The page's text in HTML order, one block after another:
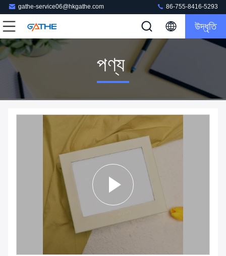
gathe-service06@hkgathe.com 86-755-8416-5293
উদ্ধৃতি
পণ্য